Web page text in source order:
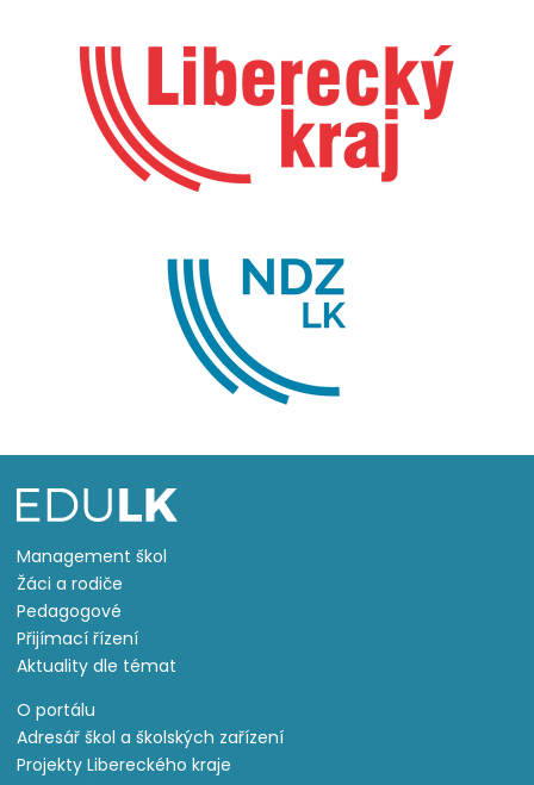
Management škol
Žáci a rodiče
Pedagogové
Přijímací řízení
Aktuality dle témat
O portálu
Adresář škol a školských zařízení
Projekty Libereckého kraje